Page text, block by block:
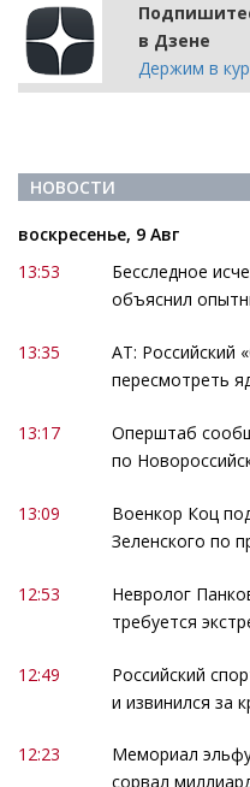
в Дзене
Держим в
НОВОСТИ
воскресенье, 9 Авг
13:53
Бесследное
объяснил
13:35
АТ: Российский
пересмотреть
13:17
Оперштаб
по
13:09
Военкор Коц
Зеленского по
12:53
Невролог
требуется
12:49
Российский
и извинился за
12:23
Мемориал
сорвал